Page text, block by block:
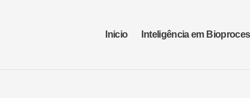
Inicio Inteligência em